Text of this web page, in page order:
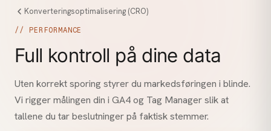
Konverteringsoptimalisering (CRO)
// PERFORMANCE
Full kontroll på dine data
Uten korrekt sporing styrer du markedsføringen i blinde.
Vi rigger målingen din i GA4 og Tag Manager slik at
tallene du tar beslutninger på faktisk stemmer.